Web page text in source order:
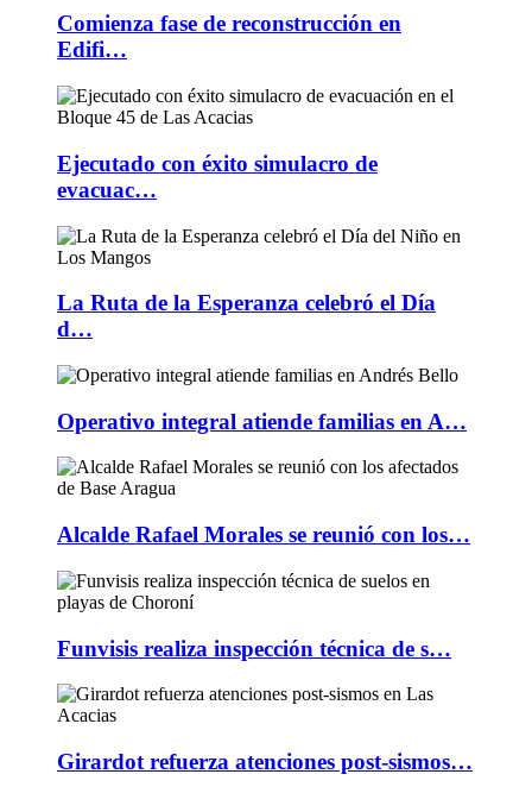
Comienza fase de reconstrucción en
Edifi…
Ejecutado con éxito simulacro de
evacuac…
La Ruta de la Esperanza celebró el Día
d…
Operativo integral atiende familias en A…
Alcalde Rafael Morales se reunió con los…
Funvisis realiza inspección técnica de s…
Girardot refuerza atenciones post-sismos…